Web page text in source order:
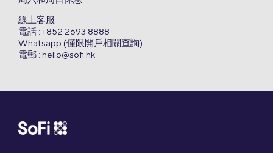
線上客服
電話 : +852 2693 8888
Whatsapp (僅限開戶相關查詢)
電郵 : hello@sofi.hk